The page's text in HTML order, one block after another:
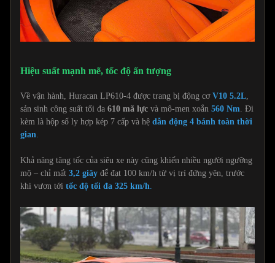
Hiệu suất mạnh mẽ, tốc độ ấn tượng
Về vận hành, Huracan LP610-4 được trang bị động cơ V10 5.2L
sản sinh công suất tối đa 610 mã lực và mô-men xoắn 560 Nm . Đi
kèm là hộp số ly hợp kép 7 cấp và hệ dẫn động 4 bánh toàn thời
gian
Khả năng tăng tốc của siêu xe này cũng khiến nhiều người ngưỡng
mộ – chỉ mất 3,2 giây để đạt 100 km/h từ vị trí đứng yên, trước
khi vươn tới tốc độ tối đa 325 km/h